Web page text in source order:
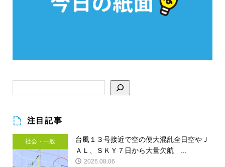
注目記事
社会・一般
台風１３号接近で空の便大混乱全日空やＪ
ＡＬ、ＳＫＹ７日から大量欠航 ...
2026.08.06